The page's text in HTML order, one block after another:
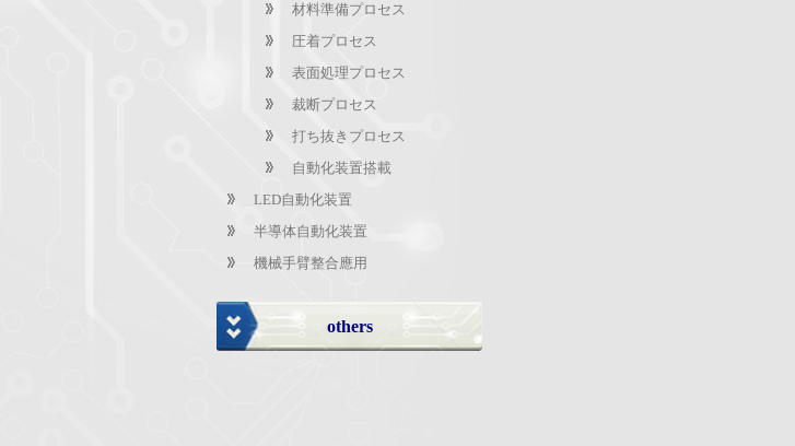
材料準備プロセス
圧着プロセス
表面処理プロセス
裁断プロセス
打ち抜きプロセス
自動化装置搭載
LED自動化装置
半導体自動化装置
機械手臂整合應用
others